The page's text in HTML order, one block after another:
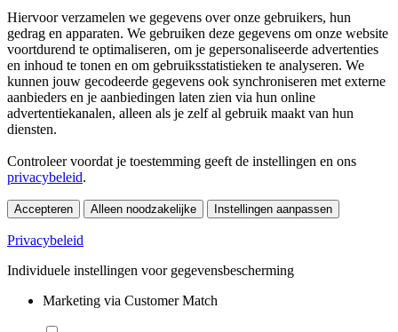
Hiervoor verzamelen we gegevens over onze gebruikers, hun
gedrag en apparaten. We gebruiken deze gegevens om onze website
voortdurend te optimaliseren, om je gepersonaliseerde advertenties
en inhoud te tonen en om gebruiksstatistieken te analyseren. We
kunnen jouw gecodeerde gegevens ook synchroniseren met externe
aanbieders en je aanbiedingen laten zien via hun online
advertentiekanalen, alleen als je zelf al gebruik maakt van hun
diensten.
Controleer voordat je toestemming geeft de instellingen en ons
privacybeleid.
Accepteren Alleen noodzakelijke Instellingen aanpassen
Privacybeleid
Individuele instellingen voor gegevensbescherming
Marketing via Customer Match